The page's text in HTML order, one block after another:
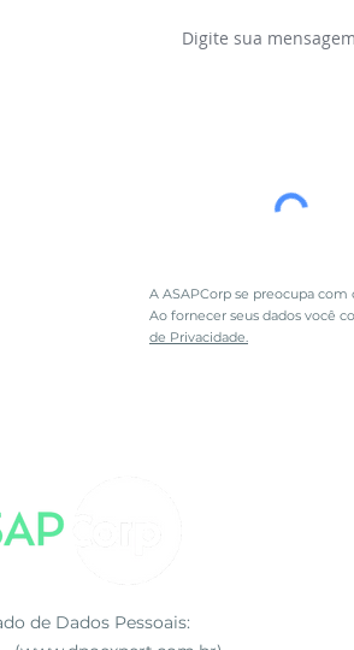
A ASAPCorp se preocupa com
Ao fornecer seus dados você
de Privacidade.
de Dados Pessoais: